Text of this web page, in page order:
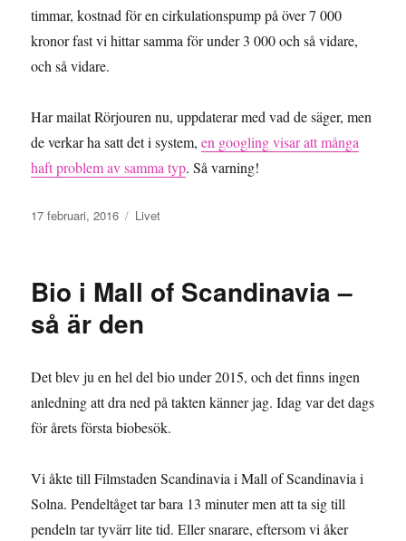
timmar, kostnad för en cirkulationspump på över 7 000
kronor fast vi hittar samma för under 3 000 och så vidare,
och så vidare.
Har mailat Rörjouren nu, uppdaterar med vad de säger, men
de verkar ha satt det i system,en googling visar att många
haft problem av samma typ. Så varning!
Publicerat
17 februari, 2016 Kategorier
Livet
Bio i Mall of Scandinavia –
så är den
Det blev ju en hel del bio under 2015, och det finns ingen
anledning att dra ned på takten känner jag. Idag var det dags
för årets första biobesök.
Vi åkte till Filmstaden Scandinavia i Mall of Scandinavia i
Solna. Pendeltåget tar bara 13 minuter men att ta sig till
pendeln tar tyvärr lite tid. Eller snarare, eftersom vi åker